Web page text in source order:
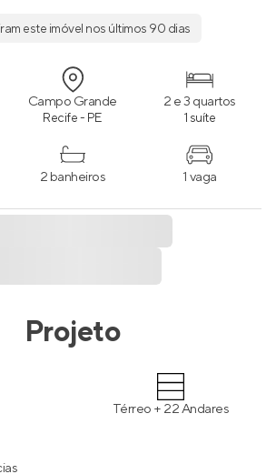
este imóvel nos últimos 90 dias
Campo Grande
Recife - PE
2 e 3 quartos
1 suíte
2 banheiros 1 vaga
Projeto
Térreo + 22 Andares